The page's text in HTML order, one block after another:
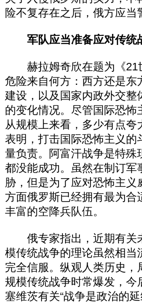
险不复存在之后，俄方应
军队应当准备应对传统
赫拉姆奇欣在题为《21
危险来自何方：西方还是
建设，以及国家内政外交
的变化情况。尽管国际恐
从规模上来看，多少有点
表明，打击国际恐怖主义
量负责。阿富汗战争是特
都没能成功。虽然在制订
胁，但是为了应对恐怖主
方面俄罗斯已经拥有最为
丰富的空降兵队伍。
俄专家指出，近期有关
模传统战争的理论虽然相
完全信服。纵观人类历史
规模传统战争时常爆发，
塞维茨有关“战争是政治的